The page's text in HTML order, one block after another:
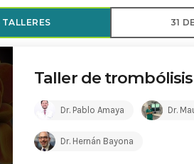
31
Taller de trombólisis
Dr. Pablo Amaya Dr.
Dr. Hernán Bayona